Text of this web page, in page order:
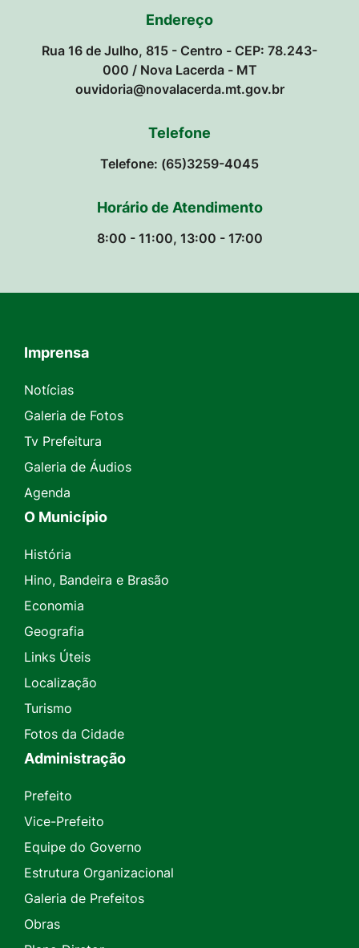
Endereço
Rua 16 de Julho, 815 - Centro - CEP: 78.243-
000 / Nova Lacerda - MT
ouvidoria@novalacerda.mt.gov.br
Telefone
Telefone: (65)3259-4045
Horário de Atendimento
8:00 - 11:00, 13:00 - 17:00
Seção do Rodapé e Contato
Imprensa
Notícias
Galeria de Fotos
Tv Prefeitura
Galeria de Áudios
Agenda
O Município
História
Hino, Bandeira e Brasão
Economia
Geografia
Links Úteis
Localização
Turismo
Fotos da Cidade
Administração
Prefeito
Vice-Prefeito
Equipe do Governo
Estrutura Organizacional
Galeria de Prefeitos
Obras